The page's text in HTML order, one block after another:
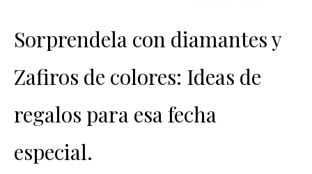
Sorprendela con diamantes y
Zafiros de colores: Ideas de
regalos para esa fecha
especial.